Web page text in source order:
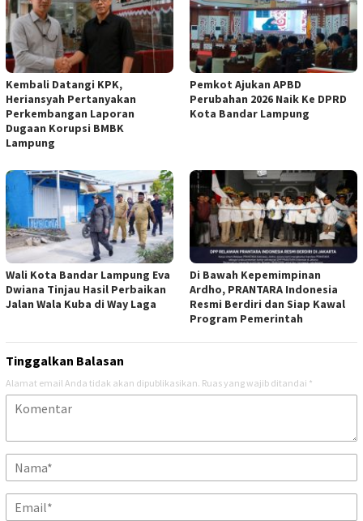
Kembali Datangi KPK,
Heriansyah Pertanyakan
Perkembangan Laporan
Dugaan Korupsi BMBK
Lampung
Pemkot Ajukan APBD
Perubahan 2026 Naik Ke DPRD
Kota Bandar Lampung
Wali Kota Bandar Lampung Eva
Dwiana Tinjau Hasil Perbaikan
Jalan Wala Kuba di Way Laga
Di Bawah Kepemimpinan
Ardho, PRANTARA Indonesia
Resmi Berdiri dan Siap Kawal
Program Pemerintah
Tinggalkan Balasan
Alamat email Anda tidak akan dipublikasikan. Ruas yang wajib ditandai *